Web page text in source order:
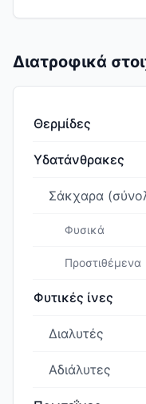
Διατροφικά
Θερμίδες
Υδατάνθρακες
Σάκχαρα
Φυσικά
Προστιθέμενα
Φυτικές ίνες
Διαλυτές
Αδιάλυτες